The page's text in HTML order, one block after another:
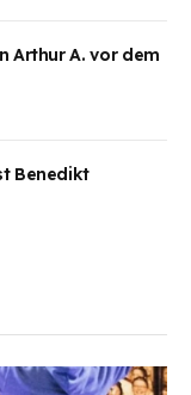
Arthur A. vor dem
Benedikt